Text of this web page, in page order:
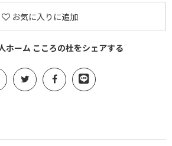
お気に入りに追加
ホーム こころの杜をシェアする